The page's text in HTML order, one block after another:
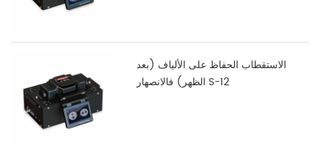
الاستقطاب الحفاظ على الألياف (بعد
الظهر) فالانصهار S-12